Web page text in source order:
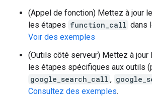
(Appel de fonction) Mettez à jour
les étapes function_call dans
Voir des exemples
(Outils côté serveur) Mettez à jour
les étapes spécifiques aux outils
google_search_call ,
Consultez des exemples.